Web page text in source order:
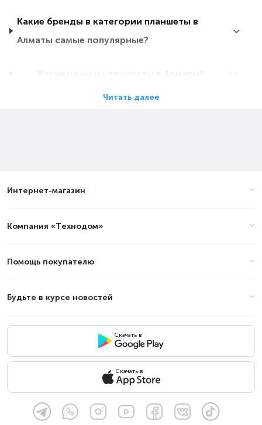
Какие бренды в категории планшеты в
Алматы самые популярные?
Какие цены на планшеты в Алматы?
Цены на планшеты - Модель
(стоимость на Август 2026)
Товар
Читать далее
Интернет-магазин
Компания «Технодом»
Помощь покупателю
Будьте в курсе новостей
Скачать в
Скачать в